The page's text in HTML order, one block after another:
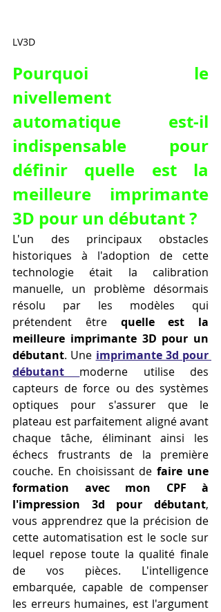
LV3D
Pourquoi le
nivellement
automatique est-il
indispensable pour
définir quelle est la
meilleure imprimante
3D pour un débutant ?
L'un des principaux obstacles
historiques à l'adoption de cette
technologie était la calibration
manuelle, un problème désormais
résolu par les modèles qui
prétendent être quelle est la
meilleure imprimante 3D pour un
débutant. Une imprimante 3d pour
débutant
moderne utilise des
capteurs de force ou des systèmes
optiques pour s'assurer que le
plateau est parfaitement aligné avant
chaque tâche, éliminant ainsi les
échecs frustrants de la première
couche. En choisissant de faire une
formation avec mon CPF à
l'impression 3d pour débutant,
vous apprendrez que la précision de
cette automatisation est le socle sur
lequel repose toute la qualité finale
de vos pièces. L'intelligence
embarquée, capable de compenser
les erreurs humaines, est l'argument